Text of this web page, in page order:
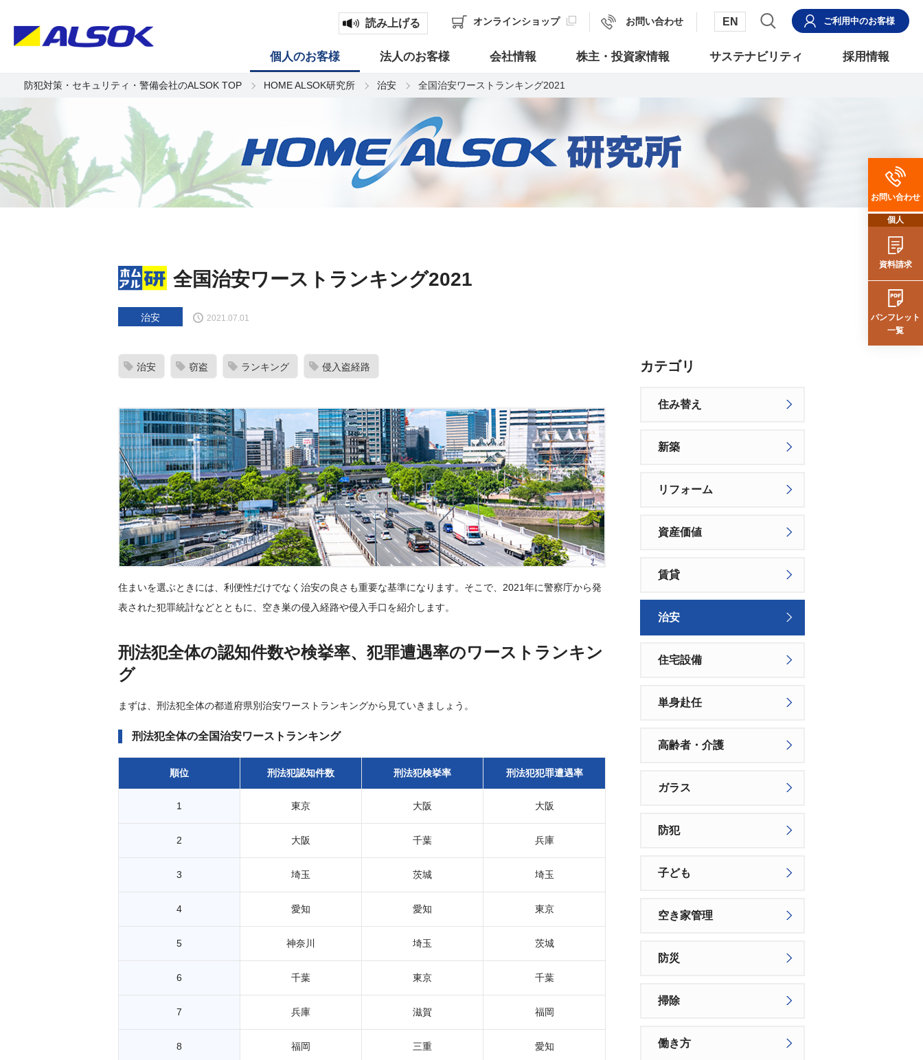
読み上げる オンラインショップ お問い合わせ EN ご利用中のお客様
個人のお客様 法人のお客様 会社情報 株主・投資家情報 サステナビリティ 採用情報
防犯対策・セキュリティ・警備会社のALSOK TOP HOME ALSOK研究所 治安 全国治安ワーストランキング2021
全国治安ワーストランキング2021
治安 2021.07.01
治安 窃盗 ランキング 侵入盗経路
住まいを選ぶときには、利便性だけでなく治安の良さも重要な基準になります。そこで、2021年に警察庁から発
表された犯罪統計などとともに、空き巣の侵入経路や侵入手口を紹介します。
刑法犯全体の認知件数や検挙率、犯罪遭遇率のワーストランキン
グ
まずは、刑法犯全体の都道府県別治安ワーストランキングから見ていきましょう。
刑法犯全体の全国治安ワーストランキング
順位 刑法犯認知件数 刑法犯検挙率 刑法犯犯罪遭遇率
1 東京 大阪 大阪
2 大阪 千葉 兵庫
3 埼玉 茨城 埼玉
4 愛知 愛知 東京
5 神奈川 埼玉 茨城
6 千葉 東京 千葉
7 兵庫 滋賀 福岡
8 福岡 三重 愛知
カテゴリ
住み替え
新築
リフォーム
資産価値
賃貸
治安
住宅設備
単身赴任
高齢者・介護
ガラス
防犯
子ども
空き家管理
防災
掃除
働き方
お問い合わせ
個人
資料請求
パンフレット
一覧